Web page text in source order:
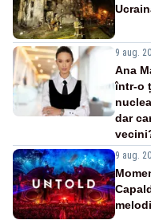
9 aug.
Ana
într-o
dar
9 aug.